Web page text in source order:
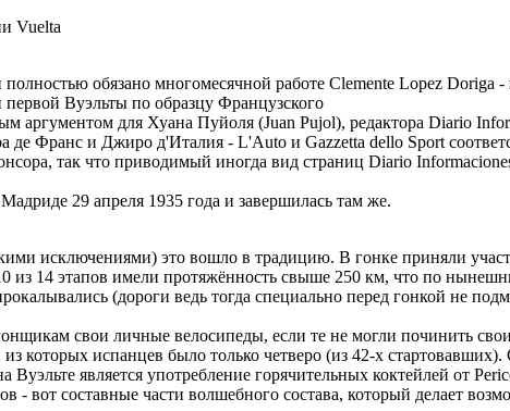
Vuelta
обязано многомесячной работе Clemente Lopez
Вуэльты по образцу Французского
аргументом для Хуана Пуйоля (Juan Pujol), редактора Diario
де Франс и Джиро д'Италия - L'Auto и Gazzetta dello Sport
так что приводимый иногда вид страниц Diario
29 апреля 1935 года и завершилась там же.
исключениями) это вошло в традицию. В гонке приняли
из 14 этапов имели протяжённость свыше 250 км, что по
(дороги ведь тогда специально перед гонкой не
свои личные велосипеды, если те не могли починить
которых испанцев было только четверо (из 42-х
является употребление горячительных коктейлей от
- вот составные части волшебного состава, который делает